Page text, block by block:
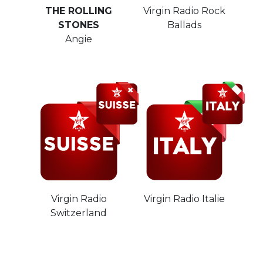
THE ROLLING
STONES
Angie
Virgin Radio Rock
Ballads
Virgin Radio
Switzerland
Virgin Radio Italie